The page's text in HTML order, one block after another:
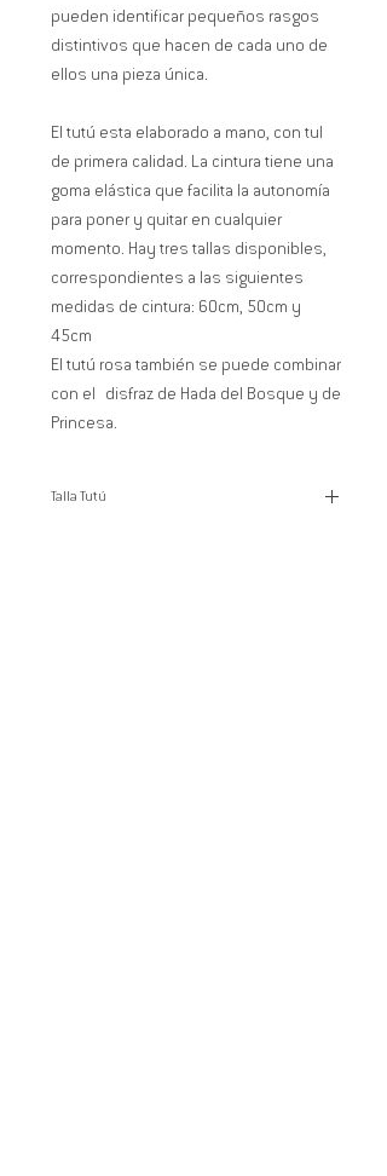
pueden identificar pequeños rasgos
distintivos que hacen de cada uno de
ellos una pieza única.
El tutú esta elaborado a mano, con tul
de primera calidad. La cintura tiene una
goma elástica que facilita la autonomía
para poner y quitar en cualquier
momento. Hay tres tallas disponibles,
correspondientes a las siguientes
medidas de cintura: 60cm, 50cm y
45cm
El tutú rosa también se puede combinar
con el disfraz de Hada del Bosque y de
Princesa.
Talla Tutú